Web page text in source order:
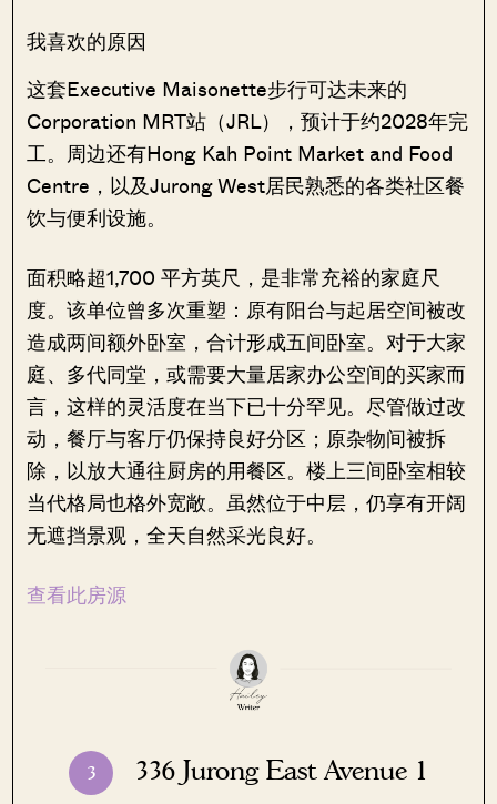
我喜欢的原因
这套Executive Maisonette步行可达未来的
Corporation MRT站（JRL），预计于约2028年完
工。周边还有Hong Kah Point Market and Food
Centre，以及Jurong West居民熟悉的各类社区餐
饮与便利设施。
面积略超1,700 平方英尺，是非常充裕的家庭尺
度。该单位曾多次重塑：原有阳台与起居空间被改
造成两间额外卧室，合计形成五间卧室。对于大家
庭、多代同堂，或需要大量居家办公空间的买家而
言，这样的灵活度在当下已十分罕见。尽管做过改
动，餐厅与客厅仍保持良好分区；原杂物间被拆
除，以放大通往厨房的用餐区。楼上三间卧室相较
当代格局也格外宽敞。虽然位于中层，仍享有开阔
无遮挡景观，全天自然采光良好。
查看此房源
3 336 Jurong East Avenue 1